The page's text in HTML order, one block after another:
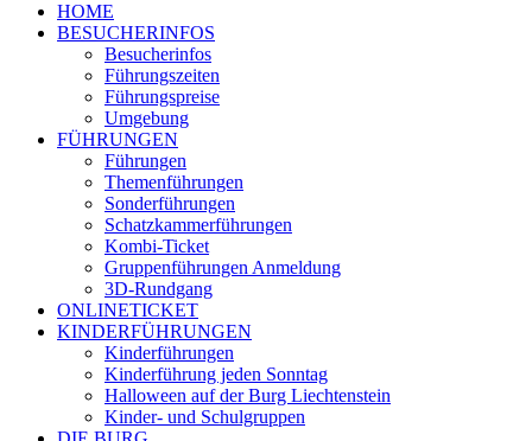
HOME
BESUCHERINFOS
Besucherinfos
Führungszeiten
Führungspreise
Umgebung
FÜHRUNGEN
Führungen
Themenführungen
Sonderführungen
Schatzkammerführungen
Kombi-Ticket
Gruppenführungen Anmeldung
3D-Rundgang
ONLINETICKET
KINDERFÜHRUNGEN
Kinderführungen
Kinderführung jeden Sonntag
Halloween auf der Burg Liechtenstein
Kinder- und Schulgruppen